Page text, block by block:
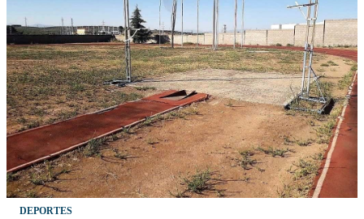
DEPORTES